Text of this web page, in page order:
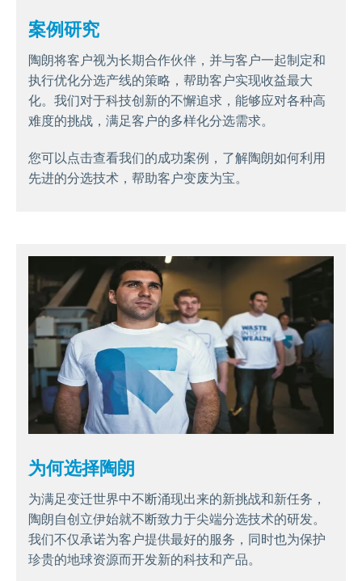
案例研究
陶朗将客户视为长期合作伙伴，并与客户一起制定和
执行优化分选产线的策略，帮助客户实现收益最大
化。我们对于科技创新的不懈追求，能够应对各种高
难度的挑战，满足客户的多样化分选需求。
您可以点击查看我们的成功案例，了解陶朗如何利用
先进的分选技术，帮助客户变废为宝。
为何选择陶朗
为满足变迁世界中不断涌现出来的新挑战和新任务，
陶朗自创立伊始就不断致力于尖端分选技术的研发。
我们不仅承诺为客户提供最好的服务，同时也为保护
珍贵的地球资源而开发新的科技和产品。